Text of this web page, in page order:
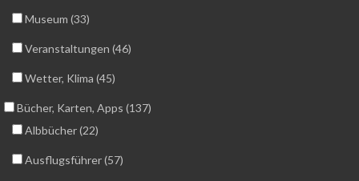
Museum (33)
Veranstaltungen (46)
Wetter, Klima (45)
Bücher, Karten, Apps (137)
Albbücher (22)
Ausflugsführer (57)